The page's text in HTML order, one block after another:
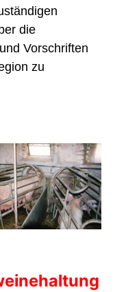
die
Vorschriften
zu